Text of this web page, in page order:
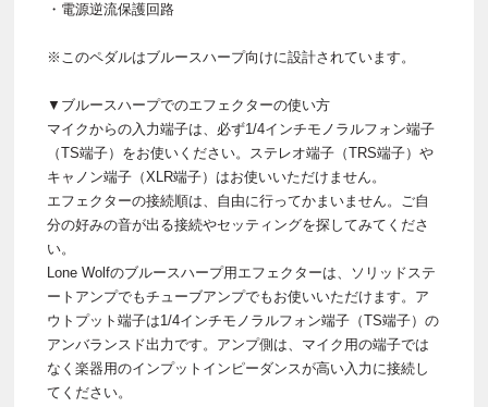
・電源逆流保護回路
※このペダルはブルースハープ向けに設計されています。
▼ブルースハープでのエフェクターの使い方
マイクからの入力端子は、必ず1/4インチモノラルフォン端子
（TS端子）をお使いください。ステレオ端子（TRS端子）や
キャノン端子（XLR端子）はお使いいただけません。
エフェクターの接続順は、自由に行ってかまいません。ご自
分の好みの音が出る接続やセッティングを探してみてくださ
い。
Lone Wolfのブルースハープ用エフェクターは、ソリッドステ
ートアンプでもチューブアンプでもお使いいただけます。ア
ウトプット端子は1/4インチモノラルフォン端子（TS端子）の
アンバランスド出力です。アンプ側は、マイク用の端子では
なく楽器用のインプットインピーダンスが高い入力に接続し
てください。